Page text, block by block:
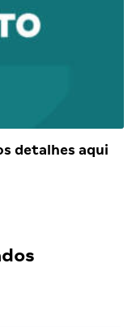
detalhes aqui